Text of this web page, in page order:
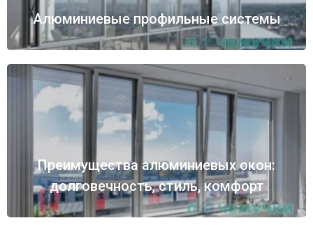
Алюминиевые профильные системы
Преимущества алюминиевых окон:
долговечность, стиль, комфорт